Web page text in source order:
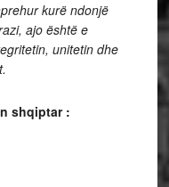
kurë ndonjë
ajo është e
unitetin dhe
shqiptar :